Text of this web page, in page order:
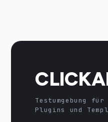
Testumgebung
Plugins und